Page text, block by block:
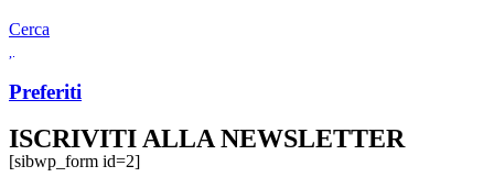
Cerca
Preferiti
ISCRIVITI ALLA NEWSLETTER
[sibwp_form id=2]